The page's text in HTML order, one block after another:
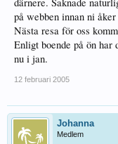
på webben innan ni
Nästa resa för oss
Enligt boende på ön har
nu i jan.
12 februari 2005
Johanna
Medlem